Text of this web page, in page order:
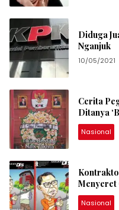
Diduga
Nganjuk
10/05/2021
Cerita
Ditanya
Nasional
Menyeret
Nasional